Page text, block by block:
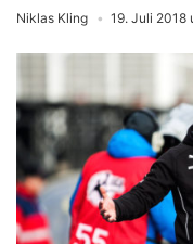
Niklas Kling 19. Juli 2018